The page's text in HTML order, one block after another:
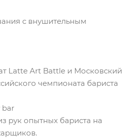
с внушительным
Latte Art Battle и Московский
чемпионата бариста
bar
рук опытных бариста на